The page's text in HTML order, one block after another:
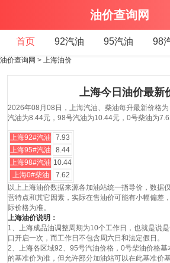
油价查询网
首页 92汽油 95汽油 98
油价查询网 > 上海油价
上海今日油价最新
2026年08月08日，上海汽油、柴油每升最新价格
汽油为8.44元，98号汽油为10.44元，0号柴油为
上海92#汽油
7.93
上海95#汽油
8.44
上海98#汽油 10.44
上海0#柴油
7.62
以上上海油价数据来源各加油站统一指导价，数据
营特点和其它因素，实际在售油价可能有小幅偏差
际价格为准。
上海油价说明：
1、上海成品油调整周期为10个工作日，也就是说
口开启一次，而工作日不包含周六日和法定假日。
2、上海各区域92、95号汽油价格，0号柴油价格
的基准价为准，但允许部分加油站可以在此基准价